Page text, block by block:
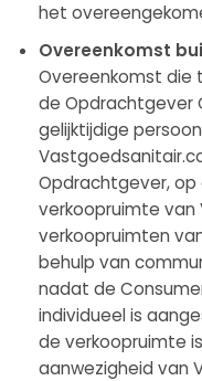
het
Overeenkomst
Overeenkomst die
de Opdrachtgever
gelijktijdige
Opdrachtgever,
verkoopruimte
verkoopruimten
behulp van
nadat de
individueel is
de verkoopruimte
aanwezigheid van